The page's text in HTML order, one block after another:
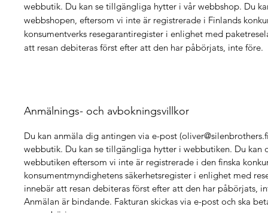
webbutik. Du kan se tillgängliga hytter i vår webbshop. Du
webbshopen, eftersom vi inte är registrerade i Finlands
konsumentverks resegarantiregister i enlighet med
att resan debiteras först efter att den har påbörjats, inte före.
Anmälnings- och avbokningsvillkor
Du kan anmäla dig antingen via e-post
webbutik. Du kan se tillgängliga hytter i webbutiken. Du kan
webbutiken eftersom vi inte är registrerade i den finska
konsumentmyndighetens säkerhetsregister i enlighet med
innebär att resan debiteras först efter att den har påbörjats,
Anmälan är bindande. Fakturan skickas via e-post och ska